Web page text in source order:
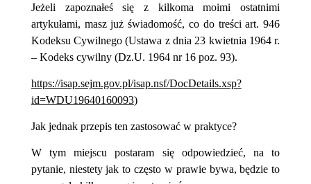
Jeżeli zapoznałeś się z kilkoma moimi ostatnimi
artykułami, masz już świadomość, co do treści art. 946
Kodeksu Cywilnego (Ustawa z dnia 23 kwietnia 1964 r.
– Kodeks cywilny (Dz.U. 1964 nr 16 poz. 93).
https://isap.sejm.gov.pl/isap.nsf/DocDetails.xsp?
id=WDU19640160093)
Jak jednak przepis ten zastosować w praktyce?
W tym miejscu postaram się odpowiedzieć, na to
pytanie, niestety jak to często w prawie bywa, będzie to